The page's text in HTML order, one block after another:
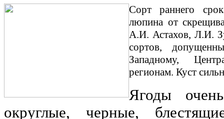
Сорт раннего
люпина от
А.И. Астахов, Л.И.
сортов,
Западному,
регионам. Куст
Ягоды
округлые, черные,